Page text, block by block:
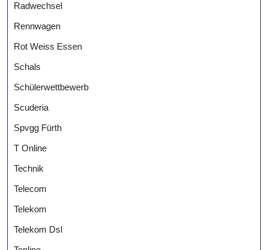
Radwechsel
Rennwagen
Rot Weiss Essen
Schals
Schülerwettbewerb
Scuderia
Spvgg Fürth
T Online
Technik
Telecom
Telekom
Telekom Dsl